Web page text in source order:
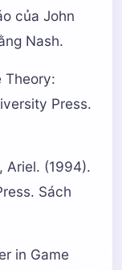
của John
Nash.
Theory:
Press.
Ariel. (1994).
Sách
in Game